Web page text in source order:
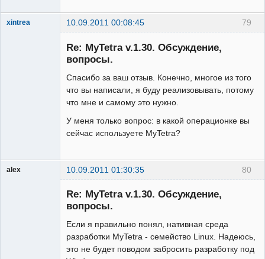
79
xintrea 10.09.2011 00:08:45
Re: MyTetra v.1.30. Обсуждение,
вопросы.
Спасибо за ваш отзыв. Конечно, многое из того
что вы написали, я буду реализовывать, потому
что мне и самому это нужно.
У меня только вопрос: в какой операционке вы
сейчас используете MyTetra?
80
alex 10.09.2011 01:30:35
Re: MyTetra v.1.30. Обсуждение,
вопросы.
Если я правильно понял, нативная среда
разработки MyTetra - семейство Linux. Надеюсь,
это не будет поводом забросить разработку под